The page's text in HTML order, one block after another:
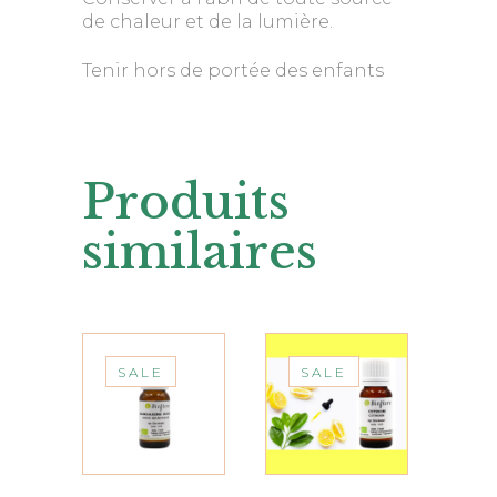
de chaleur et de la lumière.
Tenir hors de portée des enfants
Produits
similaires
SALE SALE